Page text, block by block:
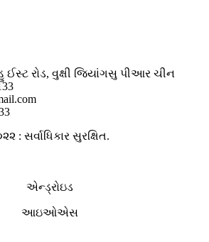
ઈસ્ટ રોડ, વુક્ષી જિયાંગસુ પીઆર ચીન
: સર્વાધિકાર સુરક્ષિત.
એન્ડ્રોઇડ
આઇઓએસ